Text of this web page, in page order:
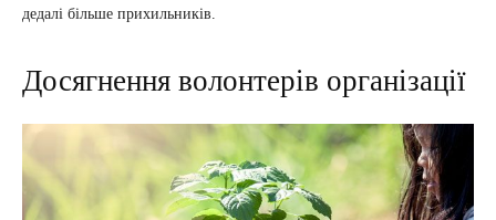
дедалі більше прихильників.
Досягнення волонтерів організації